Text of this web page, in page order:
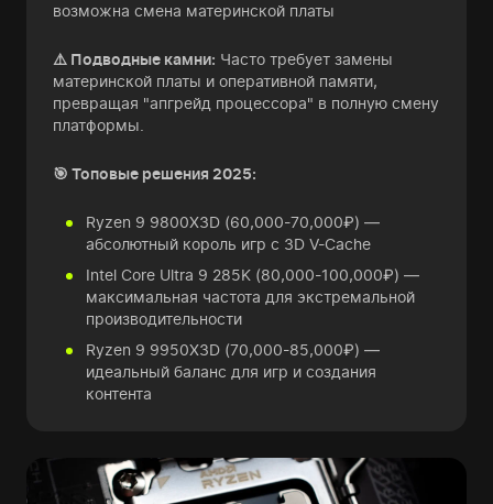
возможна смена материнской платы
⚠️ Подводные камни: Часто требует замены
материнской платы и оперативной памяти,
превращая "апгрейд процессора" в полную смену
платформы.
🎯 Топовые решения 2025:
Ryzen 9 9800X3D (60,000-70,000₽) —
абсолютный король игр с 3D V-Cache
Intel Core Ultra 9 285K (80,000-100,000₽) —
максимальная частота для экстремальной
производительности
Ryzen 9 9950X3D (70,000-85,000₽) —
идеальный баланс для игр и создания
контента